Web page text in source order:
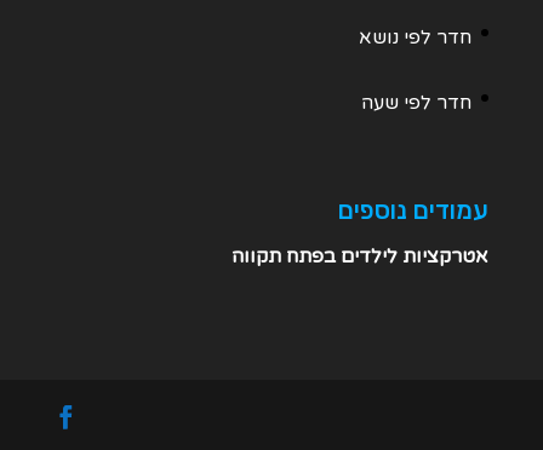
חדר לפי נושא
חדר לפי שעה
עמודים נוספים
אטרקציות לילדים בפתח תקווה